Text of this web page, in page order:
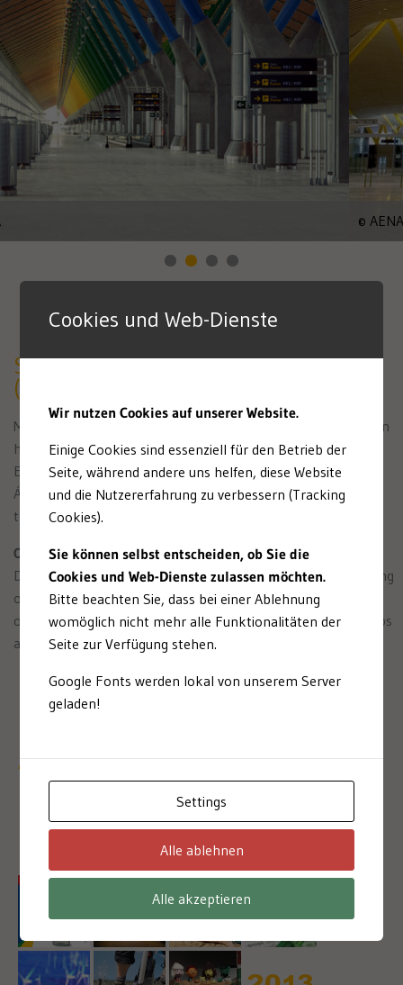
Spanish Airports and Air Navigation
(AENA)
Madrid-Barajas is Spain’s largest and most important aviation
hub servicing some 50 million passengers a year. It is also
Europe’s sixt largest airport (2016). At ITB 2006 Magdalena
Álvarez, Spain’s Minister of Transport at the time, presented
the key facts involved in opening the new T4 terminal.
Our services:
Design, planning and conducting PR measures for the opening
of the new terminal: traditional press and media activities,
organization of press conferences, press tours and press trips
as well as information events for business partners.
A brief look at our history
2003
Cookies und Web-Dienste
Wir nutzen Cookies auf unserer Website.
Einige Cookies sind essenziell für den Betrieb der
Seite, während andere uns helfen, diese Website
und die Nutzererfahrung zu verbessern (Tracking
Cookies).
Sie können selbst entscheiden, ob Sie die
Cookies und Web-Dienste zulassen möchten.
Bitte beachten Sie, dass bei einer Ablehnung
womöglich nicht mehr alle Funktionalitäten der
Seite zur Verfügung stehen.
Google Fonts werden lokal von unserem Server
geladen!
Settings
Alle ablehnen
Alle akzeptieren